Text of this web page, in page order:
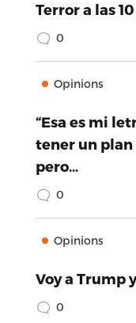
Terror a las
0
Opinions
“Esa es mi
tener un plan
pero…
0
Opinions
Voy a Trump
0